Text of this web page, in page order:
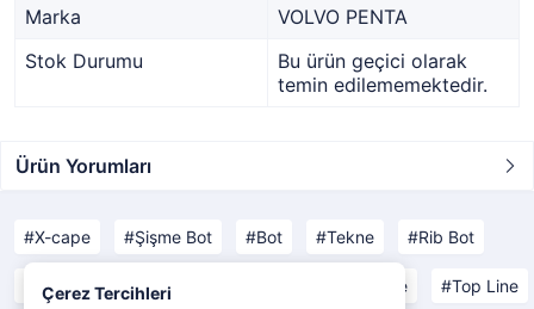
Marka
VOLVO PENTA
Stok Durumu
Bu ürün geçici olarak
temin edilememektedir.
Ürün Yorumları
X-cape Şişme Bot Bot Tekne Rib Bot
Open Line Yachting Line Comfort Line Top Line
Çerez Tercihleri